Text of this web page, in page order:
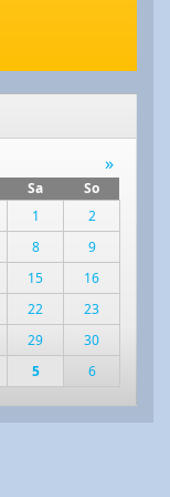
»
Sa
So
1
2
8
9
15
16
22
23
29
30
5 6